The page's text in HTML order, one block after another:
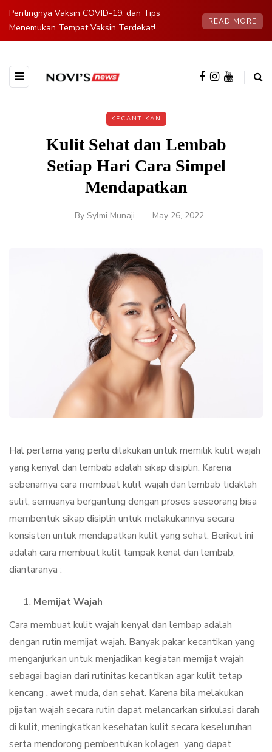
Pentingnya Vaksin COVID-19, dan Tips
Menemukan Tempat Vaksin Terdekat!
READ MORE
KECANTIKAN
Kulit Sehat dan Lembab
Setiap Hari Cara Simpel
Mendapatkan
By Sylmi Munaji May 26, 2022
Hal pertama yang perlu dilakukan untuk memilik kulit wajah
yang kenyal dan lembab adalah sikap disiplin. Karena
sebenarnya cara membuat kulit wajah dan lembab tidaklah
sulit, semuanya bergantung dengan proses seseorang bisa
membentuk sikap disiplin untuk melakukannya secara
konsisten untuk mendapatkan kulit yang sehat. Berikut ini
adalah cara membuat kulit tampak kenal dan lembab,
diantaranya :
Memijat Wajah
Cara membuat kulit wajah kenyal dan lembap adalah
dengan rutin memijat wajah. Banyak pakar kecantikan yang
menganjurkan untuk menjadikan kegiatan memijat wajah
sebagai bagian dari rutinitas kecantikan agar kulit tetap
kencang , awet muda, dan sehat. Karena bila melakukan
pijatan wajah secara rutin dapat melancarkan sirkulasi darah
di kulit, meningkatkan kesehatan kulit secara keseluruhan
serta mendorong pembentukan kolagen yang dapat